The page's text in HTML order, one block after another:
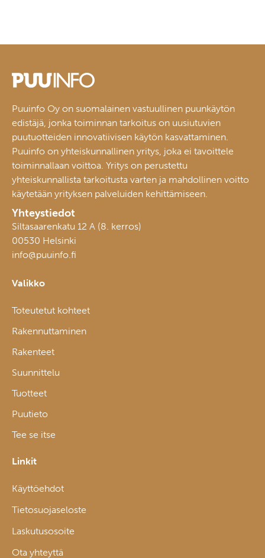
Puuinfo Oy on suomalainen vastuullinen puunkäytön
edistäjä, jonka toiminnan tarkoitus on uusiutuvien
puutuotteiden innovatiivisen käytön kasvattaminen.
Puuinfo on yhteiskunnallinen yritys, joka ei tavoittele
toiminnallaan voittoa. Yritys on perustettu
yhteiskunnallista tarkoitusta varten ja mahdollinen voitto
käytetään yrityksen palveluiden kehittämiseen.
Yhteystiedot
Siltasaarenkatu 12 A (8. kerros)
00530 Helsinki
info@puuinfo.fi
Valikko
Toteutetut kohteet
Rakennuttaminen
Rakenteet
Suunnittelu
Tuotteet
Puutieto
Tee se itse
Linkit
Käyttöehdot
Tietosuojaseloste
Laskutusosoite
Ota yhteyttä